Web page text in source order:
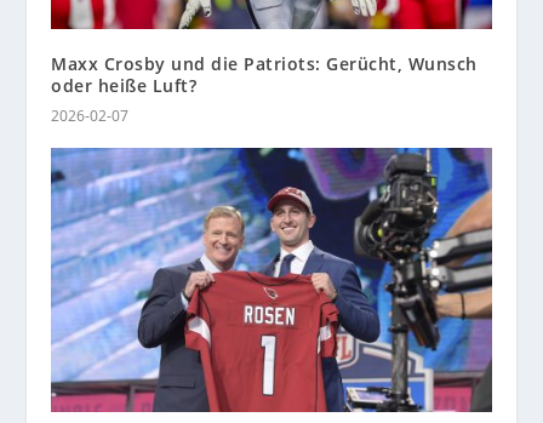
Maxx Crosby und die Patriots: Gerücht, Wunsch
oder heiße Luft?
2026-02-07